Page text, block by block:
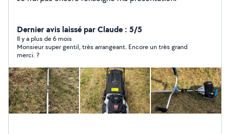
Dernier avis laissé par Claude : 5/5
Il y a plus de 6 mois
Monsieur super gentil, très arrangeant. Encore un très grand
merci. ?